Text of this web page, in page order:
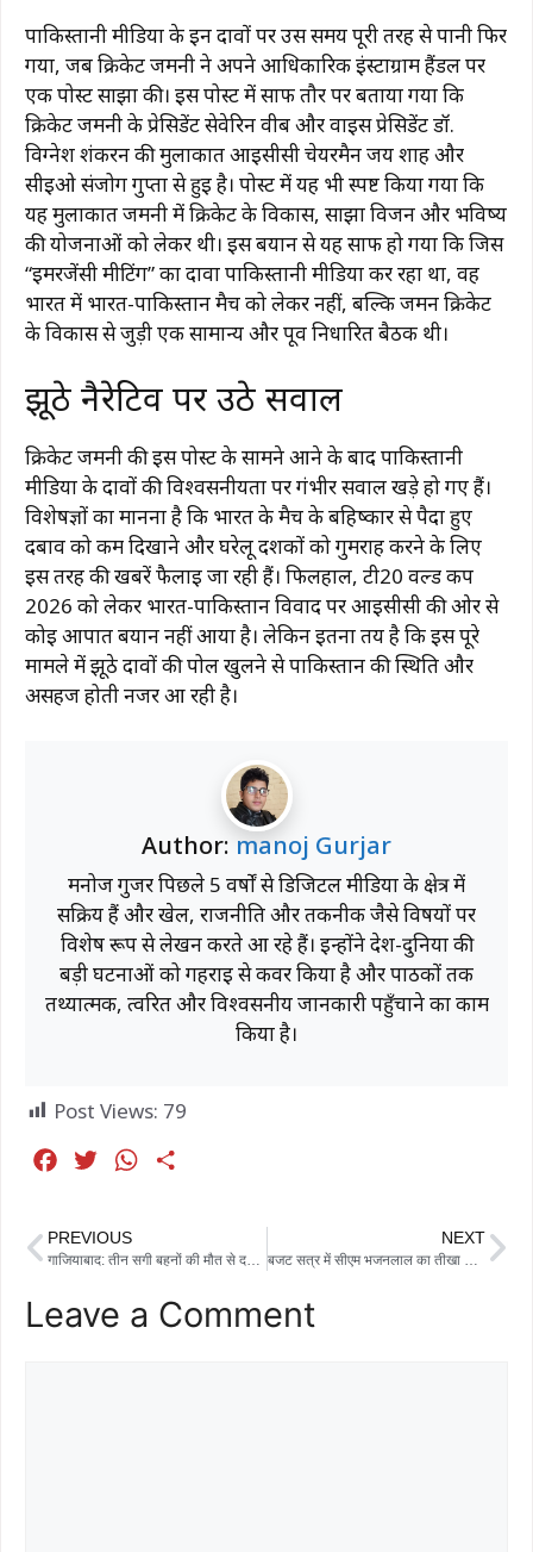
पाकिस्तानी मीडिया के इन दावों पर उस समय पूरी तरह से पानी फिर
गया, जब क्रिकेट जर्मनी ने अपने आधिकारिक इंस्टाग्राम हैंडल पर
एक पोस्ट साझा की। इस पोस्ट में साफ तौर पर बताया गया कि
क्रिकेट जर्मनी के प्रेसिडेंट सेवेरिन वीब और वाइस प्रेसिडेंट डॉ.
विग्नेश शंकरन की मुलाकात आईसीसी चेयरमैन जय शाह और
सीईओ संजोग गुप्ता से हुई है। पोस्ट में यह भी स्पष्ट किया गया कि
यह मुलाकात जर्मनी में क्रिकेट के विकास, साझा विजन और भविष्य
की योजनाओं को लेकर थी। इस बयान से यह साफ हो गया कि जिस
“इमरजेंसी मीटिंग” का दावा पाकिस्तानी मीडिया कर रहा था, वह
भारत में भारत-पाकिस्तान मैच को लेकर नहीं, बल्कि जर्मन क्रिकेट
के विकास से जुड़ी एक सामान्य और पूर्व निर्धारित बैठक थी।
झूठे नैरेटिव पर उठे सवाल
क्रिकेट जर्मनी की इस पोस्ट के सामने आने के बाद पाकिस्तानी
मीडिया के दावों की विश्वसनीयता पर गंभीर सवाल खड़े हो गए हैं।
विशेषज्ञों का मानना है कि भारत के मैच के बहिष्कार से पैदा हुए
दबाव को कम दिखाने और घरेलू दर्शकों को गुमराह करने के लिए
इस तरह की खबरें फैलाई जा रही हैं। फिलहाल, टी20 वर्ल्ड कप
2026 को लेकर भारत-पाकिस्तान विवाद पर आईसीसी की ओर से
कोई आपात बयान नहीं आया है। लेकिन इतना तय है कि इस पूरे
मामले में झूठे दावों की पोल खुलने से पाकिस्तान की स्थिति और
असहज होती नजर आ रही है।
Author: manoj Gurjar
मनोज गुर्जर पिछले 5 वर्षों से डिजिटल मीडिया के क्षेत्र में
सक्रिय हैं और खेल, राजनीति और तकनीक जैसे विषयों पर
विशेष रूप से लेखन करते आ रहे हैं। इन्होंने देश-दुनिया की
बड़ी घटनाओं को गहराई से कवर किया है और पाठकों तक
तथ्यात्मक, त्वरित और विश्वसनीय जानकारी पहुँचाने का काम
किया है।
Post Views: 79
e
o
t
e
W
t
A
r
PREVIOUS
गाजियाबाद: तीन सगी बहनों की मौत से दहला शहर, पुलिस हर एंगल से जांच में जुटी
NEXT
बजट सत्र में सीएम भजनलाल का तीखा जवाब, खेजड़ी संरक्षण कानून का ऐलान, विपक्ष पर जमकर बरसे मुख्यमंत्री
Leave a Comment